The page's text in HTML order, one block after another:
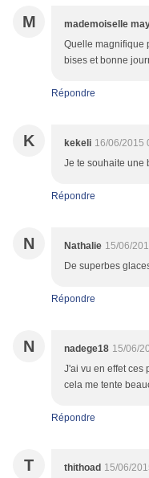
M mademoiselle
Quelle magnifique
bises et bonne
Répondre
K kekeli 16/06/2015
Je te souhaite une
Répondre
N Nathalie 15/06/
De superbes
Répondre
N nadege18 15/06/
J'ai vu en effet ces
cela me tente
Répondre
T thithoad 15/06/